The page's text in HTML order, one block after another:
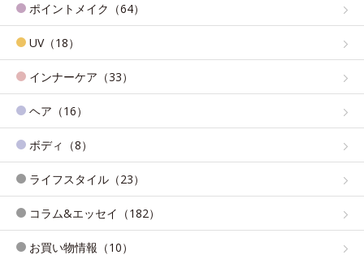
ポイントメイク（64）
UV（18）
インナーケア（33）
ヘア（16）
ボディ（8）
ライフスタイル（23）
コラム&エッセイ（182）
お買い物情報（10）